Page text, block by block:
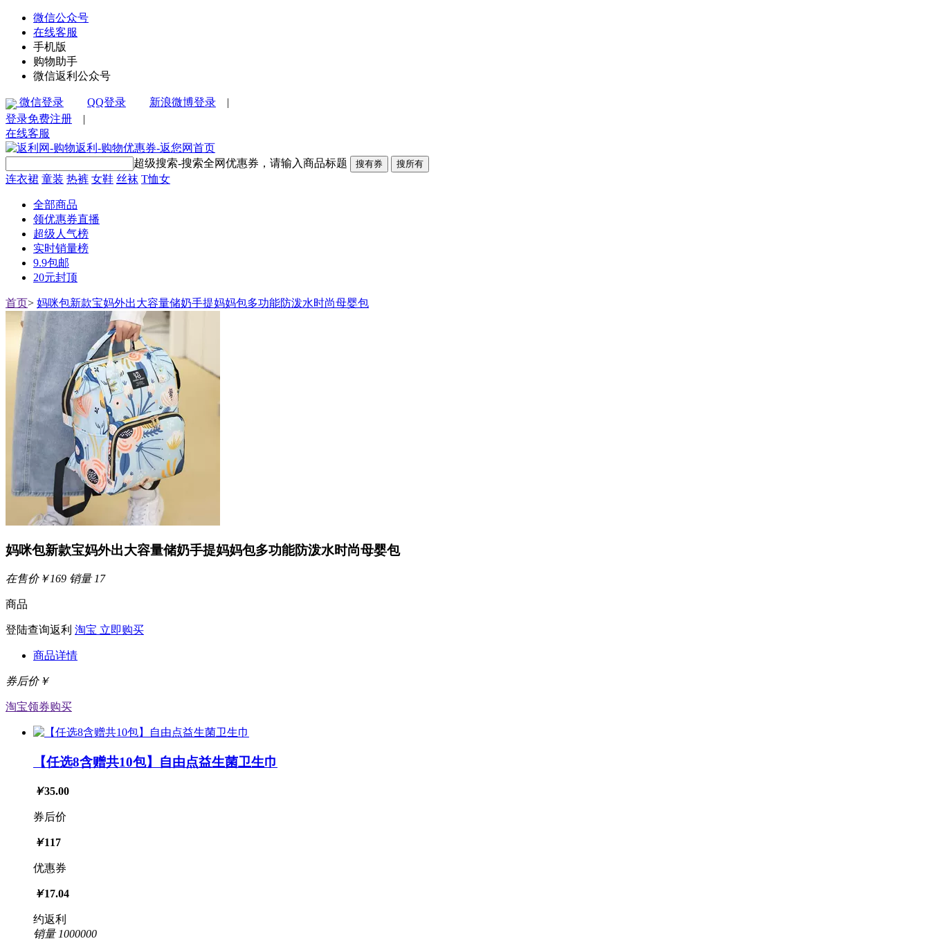
微信公众号
在线客服
手机版
购物助手
微信返利公众号
微信登录 QQ登录 新浪微博登录 |
登录免费注册 |
在线客服
超级搜索-搜索全网优惠券，请输入商品标题 搜有券 搜所有
连衣裙 童装 热裤 女鞋 丝袜 T恤女
全部商品
领优惠券直播
超级人气榜
实时销量榜
9.9包邮
20元封顶
首页> 妈咪包新款宝妈外出大容量储奶手提妈妈包多功能防泼水时尚母婴包
妈咪包新款宝妈外出大容量储奶手提妈妈包多功能防泼水时尚母婴包
在售价￥169 销量17
商品
登陆查询返利 淘宝 立即购买
商品详情
券后价￥
淘宝领券购买
【任选8含赠共10包】自由点益生菌卫生巾
￥35.00
券后价
￥117
优惠券
￥17.04
约返利
销量 1000000